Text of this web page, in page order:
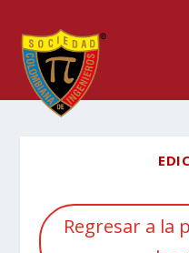
Regresar a la